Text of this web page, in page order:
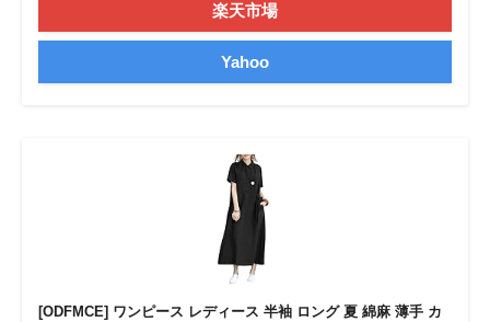
楽天市場
Yahoo
[ODFMCE] ワンピース レディース 半袖 ロング 夏 綿麻 薄手 カ